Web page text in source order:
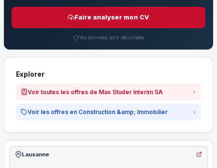
Faire analyser mon CV
Vos données sont sécurisées
Explorer
Voir toutes les offres de Max Studer Interim SA
Voir les offres en Construction &amp; Immobilier
Lausanne